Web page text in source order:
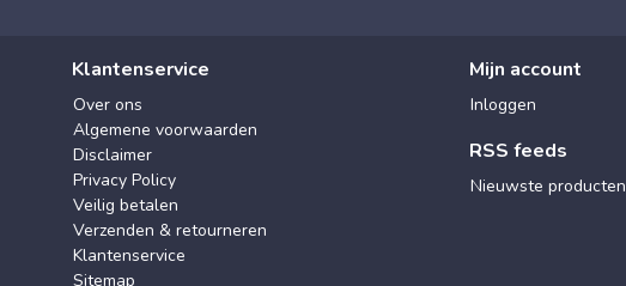
Klantenservice
Over ons
Algemene voorwaarden
Disclaimer
Privacy Policy
Veilig betalen
Verzenden & retourneren
Klantenservice
Sitemap
Mijn account
Inloggen
RSS feeds
Nieuwste producten